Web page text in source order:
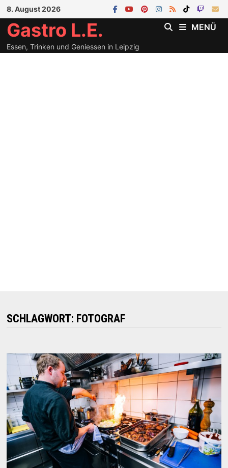
Zum
Inhalt
springen
8. August 2026
Gastro L.E.
Essen, Trinken und Geniessen in Leipzig
MENÜ
SCHLAGWORT: FOTOGRAF